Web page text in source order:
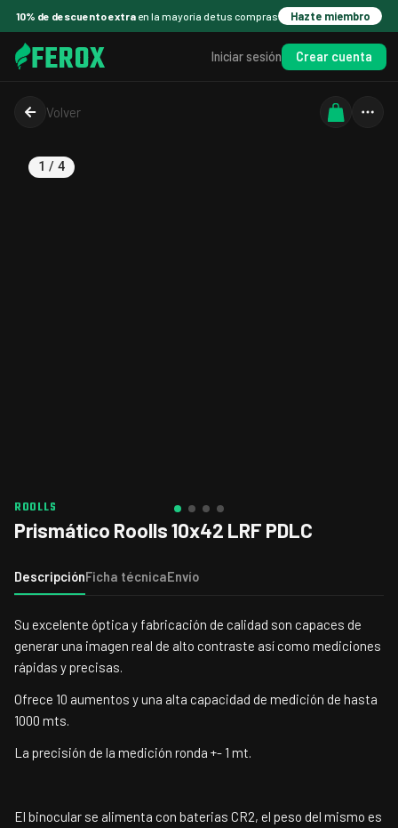
10% de descuento extraen la mayoría de tus compras Hazte miembro
FEROX Iniciar sesión Crear cuenta
Volver
1 /4
ROOLLS
Prismático Roolls 10x42 LRF PDLC
DescripciónFicha técnicaEnvío
Su excelente óptica y fabricación de calidad son capaces de
generar una imagen real de alto contraste así como mediciones
rápidas y precisas.
Ofrece 10 aumentos y una alta capacidad de medición de hasta
1000 mts.
La precisión de la medición ronda +- 1 mt.
El binocular se alimenta con baterias CR2, el peso del mismo es